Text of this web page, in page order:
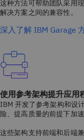
这种方法可帮助团队采用
解决方案之间的兼容性。
深入了解 IBM Garage
使用参考架构提升应用
IBM 开发了参考架构和设
险、提高质量的前提下加速
这些架构支持前端和后端